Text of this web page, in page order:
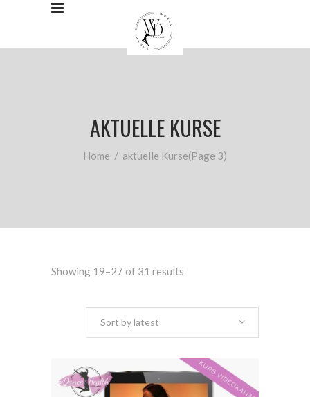
AKTUELLE KURSE
Home / aktuelle Kurse(Page 3)
Showing 19–27 of 31 results
Sort by latest